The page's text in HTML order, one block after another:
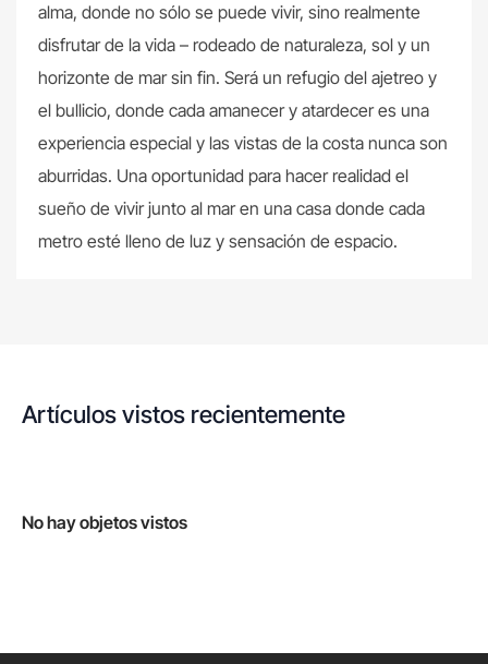
alma, donde no sólo se puede vivir, sino realmente
disfrutar de la vida – rodeado de naturaleza, sol y un
horizonte de mar sin fin. Será un refugio del ajetreo y
el bullicio, donde cada amanecer y atardecer es una
experiencia especial y las vistas de la costa nunca son
aburridas. Una oportunidad para hacer realidad el
sueño de vivir junto al mar en una casa donde cada
metro esté lleno de luz y sensación de espacio.
Artículos vistos recientemente
No hay objetos vistos
Whatsapp
Telegram